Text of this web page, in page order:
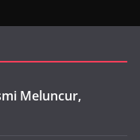
Meluncur,